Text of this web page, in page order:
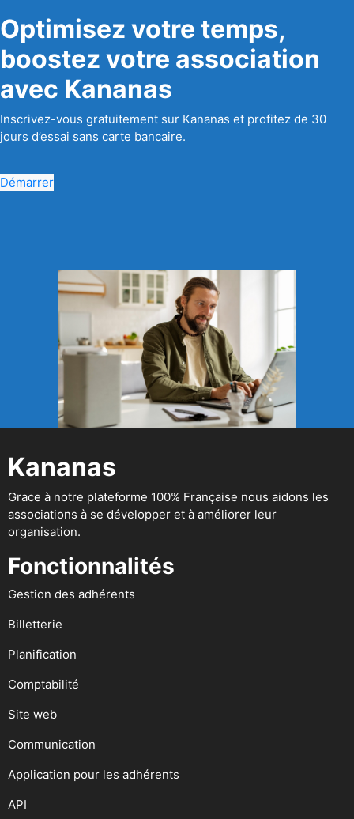
Optimisez votre temps,
boostez votre association
avec Kananas
Inscrivez-vous gratuitement sur Kananas et profitez de 30
jours d’essai sans carte bancaire.
Démarrer
Kananas
Grace à notre plateforme 100% Française nous aidons les
associations à se développer et à améliorer leur
organisation.
Fonctionnalités
Gestion des adhérents
Billetterie
Planification
Comptabilité
Site web
Communication
Application pour les adhérents
API